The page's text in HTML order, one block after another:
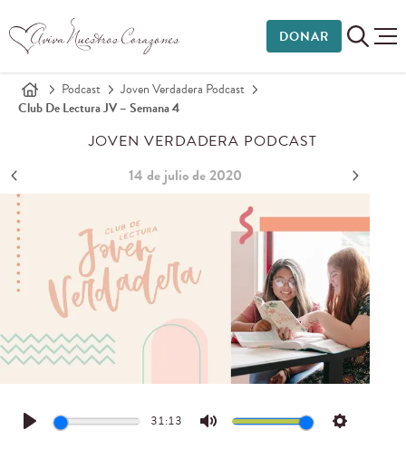
DONAR
Podcast
Joven Verdadera Podcast
Club De Lectura JV – Semana 4
JOVEN VERDADERA PODCAST
14 de julio de 2020
Play
31:13
Mute Settings